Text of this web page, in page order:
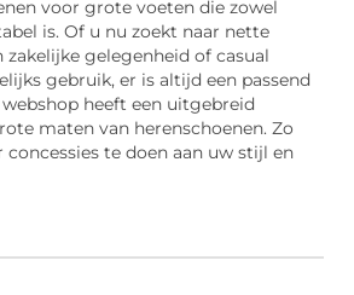
voor grote voeten die zowel
is. Of u nu zoekt naar nette
zakelijke gelegenheid of casual
gebruik, er is altijd een passend
heeft een uitgebreid
maten van herenschoenen. Zo
te doen aan uw stijl en